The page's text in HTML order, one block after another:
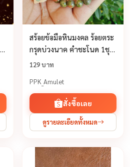
สร้อยข้อมือหินมงคล ร้อยตระ
กรุดบ่วงนาค คำชะโนด 1ชุด
รับ3รายการ พร้อมใบบูชา
129 บาท
PPK_Amulet
สั่งซื้อเลย
ดูรายละเอียดทั้งหมด